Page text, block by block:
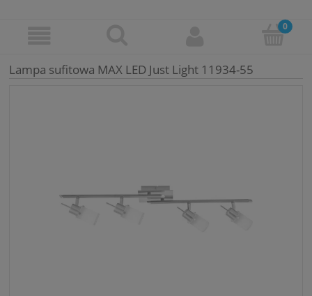
Lampa sufitowa MAX LED Just Light 11934-55